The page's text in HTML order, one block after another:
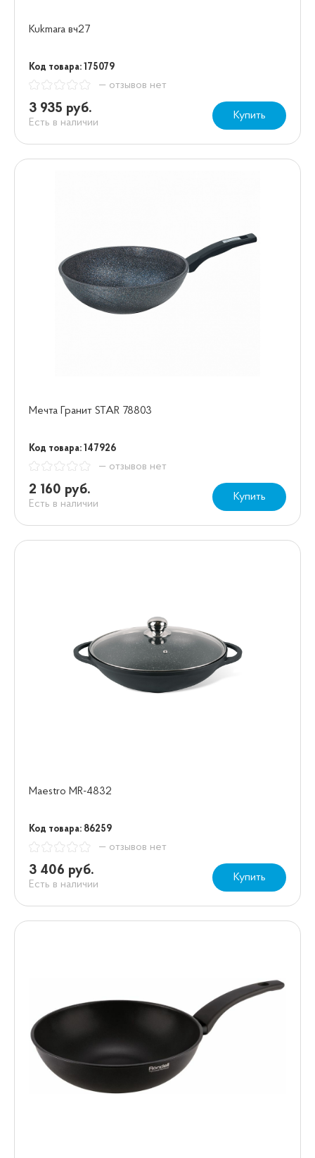
Kukmara вч27
Код товара: 175079
— отзывов нет
3 935 руб.
Есть в наличии
Купить
Мечта Гранит STAR 78803
Код товара: 147926
— отзывов нет
2 160 руб.
Есть в наличии
Купить
Maestro MR-4832
Код товара: 86259
— отзывов нет
3 406 руб.
Есть в наличии
Купить